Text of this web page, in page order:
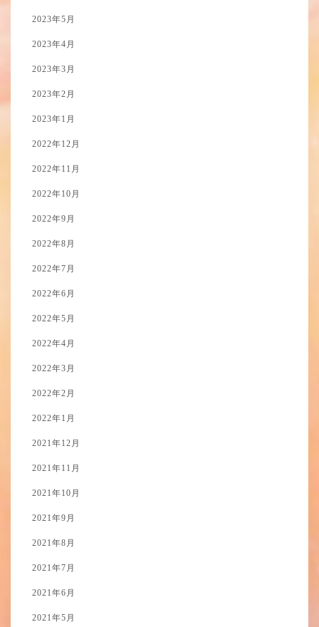
2023年5月
2023年4月
2023年3月
2023年2月
2023年1月
2022年12月
2022年11月
2022年10月
2022年9月
2022年8月
2022年7月
2022年6月
2022年5月
2022年4月
2022年3月
2022年2月
2022年1月
2021年12月
2021年11月
2021年10月
2021年9月
2021年8月
2021年7月
2021年6月
2021年5月